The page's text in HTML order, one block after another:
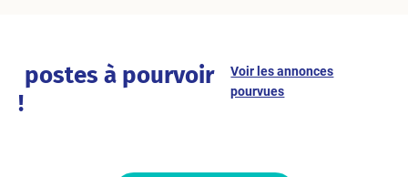
postes à pourvoir
!
Voir les annonces
pourvues